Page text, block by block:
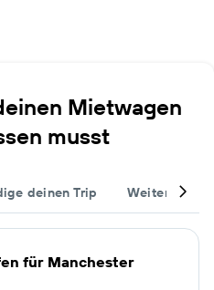
Mietwagen
musst
deinen Trip Weitere
für Manchester